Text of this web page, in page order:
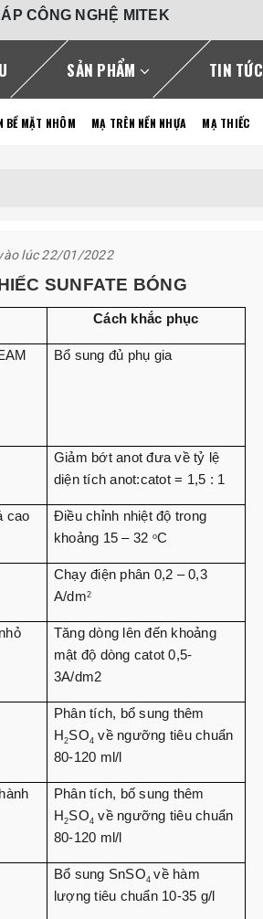
CÔNG NGHỆ MITEK
SẢN PHẨM TIN TỨC
BỀ MẶT NHÔM MẠ TRÊN NỀN NHỰA MẠ THIẾC
lúc 22/01/2022
SUNFATE BÓNG
Cách khắc phục
Bổ sung đủ phụ gia
Giảm bớt anot đưa về tỷ lệ
diện tích anot:catot = 1,5 : 1
cao
Điều chỉnh nhiệt độ trong
khoảng 15 – 32 oC
Chạy điện phân 0,2 – 0,3
A/dm2
Tăng dòng lên đến khoảng
mật độ dòng catot 0,5-
3A/dm2
Phân tích, bổ sung thêm
H2SO4 về ngưỡng tiêu chuẩn
80-120 ml/l
Phân tích, bố sung thêm
H2SO4 về ngưỡng tiêu chuẩn
80-120 ml/l
Bổ sung SnSO4 về hàm
lượng tiêu chuẩn 10-35 g/l